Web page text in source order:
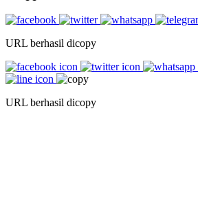
URL berhasil dicopy
URL berhasil dicopy